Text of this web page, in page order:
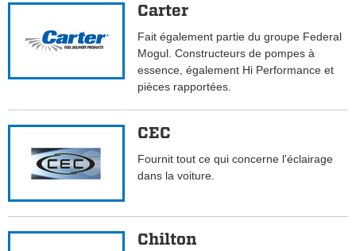
Carter
Fait également partie du groupe Federal
Mogul. Constructeurs de pompes à
essence, également Hi Performance et
pièces rapportées.
CEC
Fournit tout ce qui concerne l'éclairage
dans la voiture.
Chilton